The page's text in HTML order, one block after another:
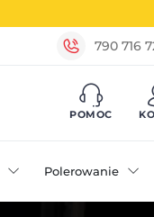
790 716
POMOC
Polerowanie